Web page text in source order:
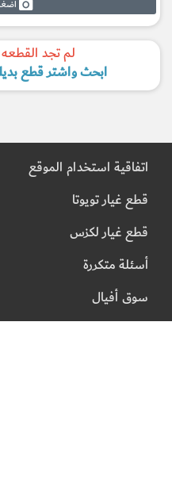
لم تجد
ابحث واشتر قطع
اتفاقية استخدام الموقع
قطع غيار تويوتا
قطع غيار لكزس
أسئلة متكررة
سوق أفيال